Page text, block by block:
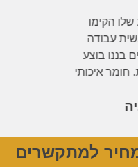
שלו הקימו
עבודה
בננו בוצע
חומר איכותי
למתקשרים